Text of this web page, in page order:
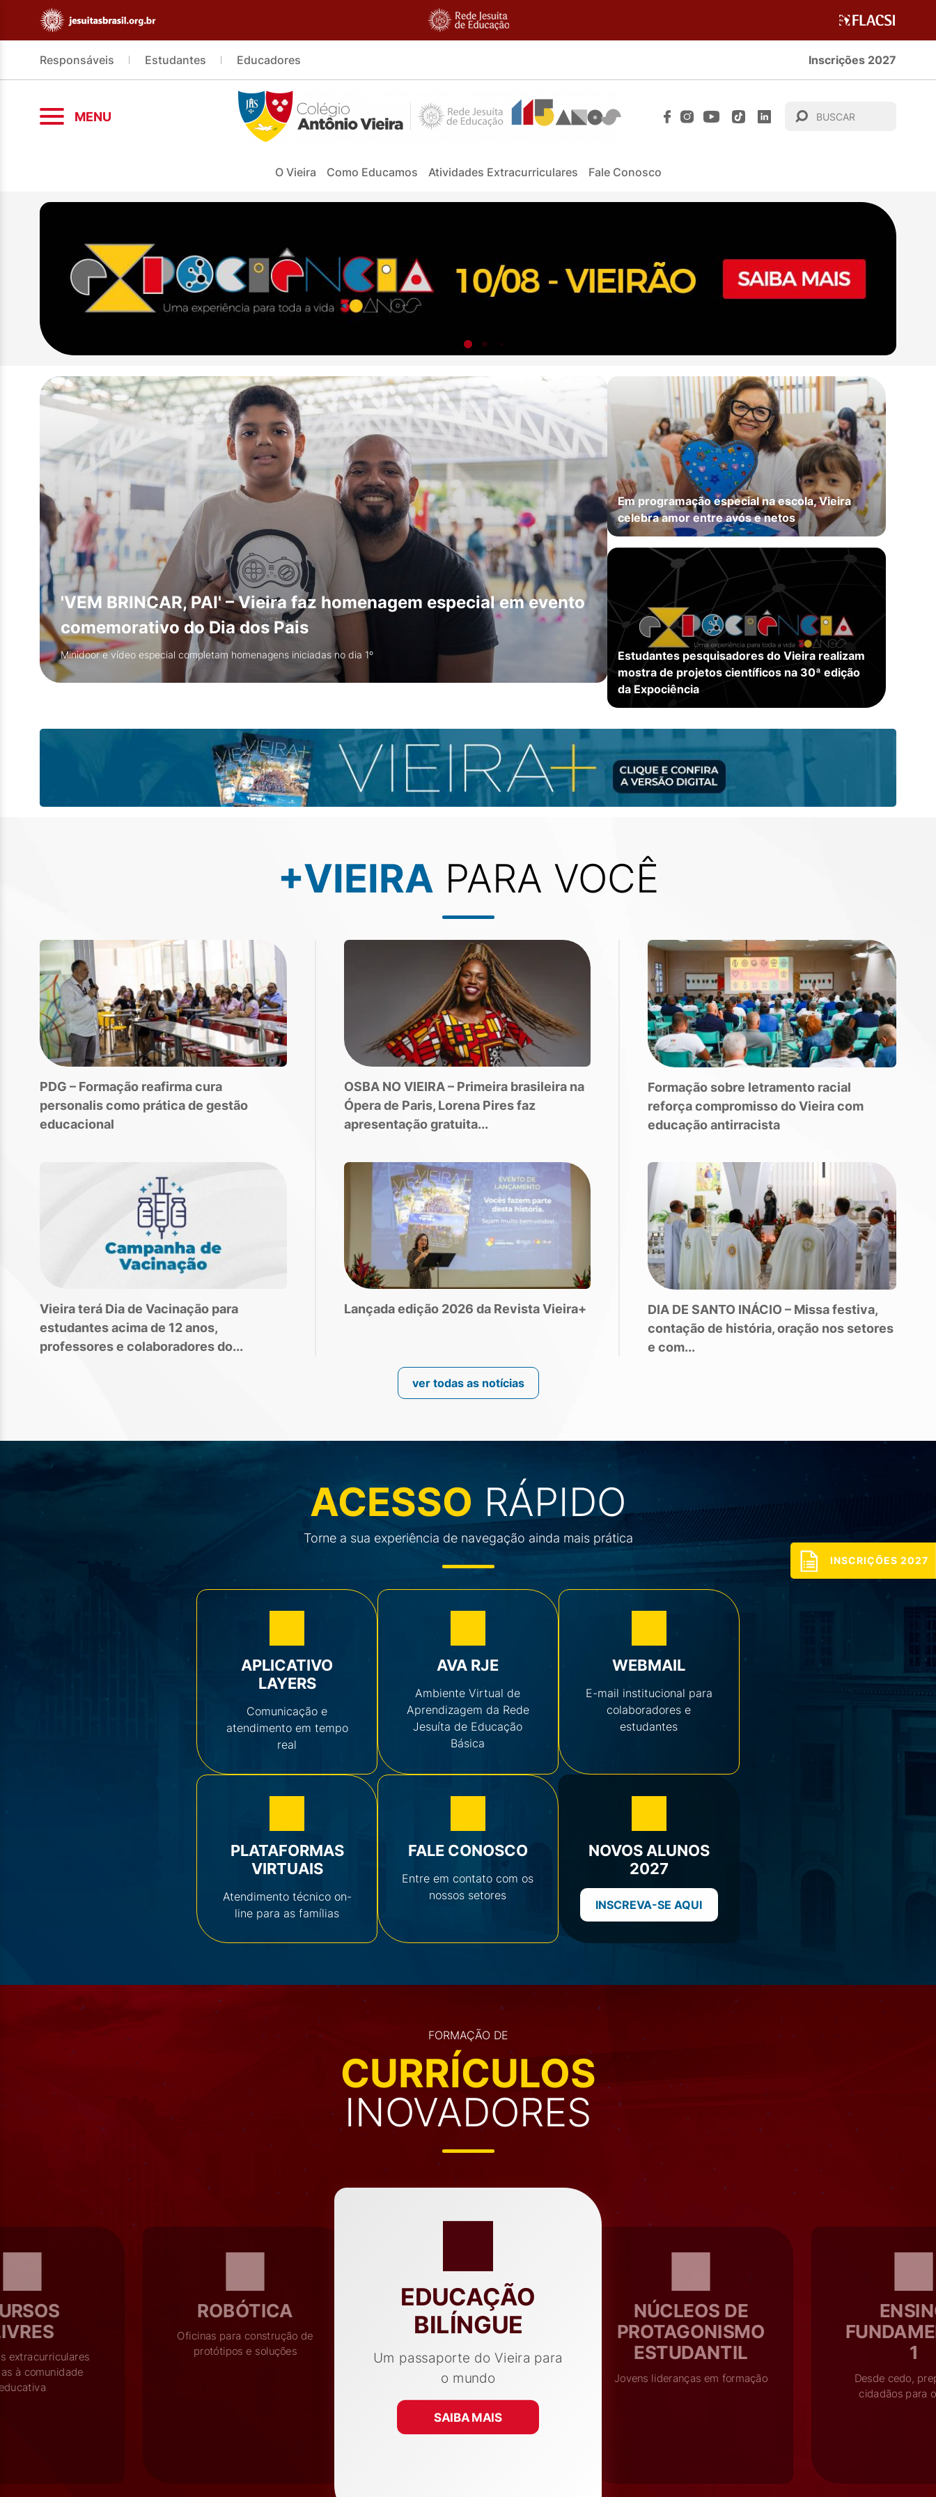
Responsáveis Estudantes Educadores Inscrições 2027
MENU
O Vieira Como Educamos Atividades Extracurriculares Fale Conosco
'VEM BRINCAR, PAI' – Vieira faz homenagem especial em evento
comemorativo do Dia dos Pais
Minidoor e vídeo especial completam homenagens iniciadas no dia 1º
Em programação especial na escola, Vieira
celebra amor entre avós e netos
Estudantes pesquisadores do Vieira realizam
mostra de projetos científicos na 30ª edição
da Expociência
+VIEIRA PARA VOCÊ
PDG – Formação reafirma cura
personalis como prática de gestão
educacional
OSBA NO VIEIRA – Primeira brasileira na
Ópera de Paris, Lorena Pires faz
apresentação gratuita...
Formação sobre letramento racial
reforça compromisso do Vieira com
educação antirracista
Vieira terá Dia de Vacinação para
estudantes acima de 12 anos,
professores e colaboradores do...
Lançada edição 2026 da Revista Vieira+
DIA DE SANTO INÁCIO – Missa festiva,
contação de história, oração nos setores
e com...
ver todas as notícias
ACESSO RÁPIDO
Torne a sua experiência de navegação ainda mais prática
APLICATIVO
LAYERS
Comunicação e
atendimento em tempo
real
AVA RJE
Ambiente Virtual de
Aprendizagem da Rede
Jesuíta de Educação
Básica
WEBMAIL
E-mail institucional para
colaboradores e
estudantes
PLATAFORMAS
VIRTUAIS
Atendimento técnico on-
line para as famílias
FALE CONOSCO
Entre em contato com os
nossos setores
NOVOS ALUNOS
2027
INSCREVA-SE AQUI
FORMAÇÃO DE
CURRÍCULOS
INOVADORES
extracurriculares
à comunidade
ROBÓTICA
Oficinas para construção de
protótipos e soluções
EDUCAÇÃO
BILÍNGUE
Um passaporte do Vieira para
o mundo
SAIBA MAIS
NÚCLEOS DE
PROTAGONISMO
ESTUDANTIL
Jovens lideranças em formação
1
Desde cedo,
cidadãos para
INSCRIÇÕES 2027